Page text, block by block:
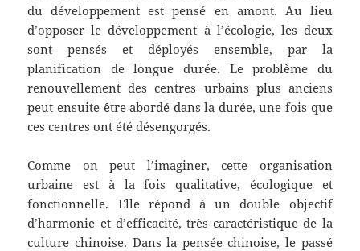
du développement est pensé en amont. Au lieu
d’opposer le développement à l’écologie, les deux
sont pensés et déployés ensemble, par la
planification de longue durée. Le problème du
renouvellement des centres urbains plus anciens
peut ensuite être abordé dans la durée, une fois que
ces centres ont été désengorgés.
Comme on peut l’imaginer, cette organisation
urbaine est à la fois qualitative, écologique et
fonctionnelle. Elle répond à un double objectif
d’harmonie et d’efficacité, très caractéristique de la
culture chinoise. Dans la pensée chinoise, le passé